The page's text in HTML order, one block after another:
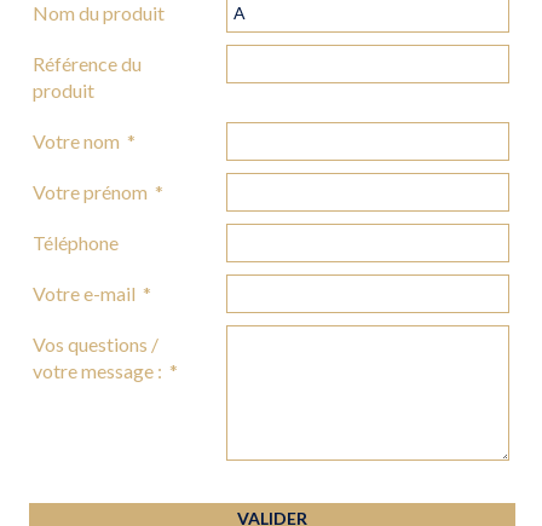
Nom du produit
Référence du
produit
*
*
*
Vos questions /
*